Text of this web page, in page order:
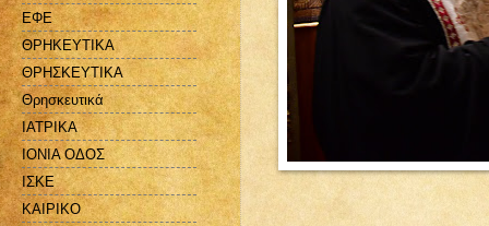
ΕΦΕ
ΘΡΗΚΕΥΤΙΚΑ
ΘΡΗΣΚΕΥΤΙΚΑ
Θρησκευτικά
ΙΑΤΡΙΚΑ
ΙΟΝΙΑ ΟΔΟΣ
ΙΣΚΕ
ΚΑΙΡΙΚΟ